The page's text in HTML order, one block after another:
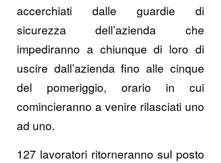
accerchiati dalle guardie di
sicurezza dell’azienda che
impediranno a chiunque di loro di
uscire dall’azienda fino alle cinque
del pomeriggio, orario in cui
comincieranno a venire rilasciati uno
ad uno.
127 lavoratori ritorneranno sul posto